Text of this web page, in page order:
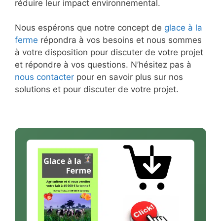
réduire leur impact environnemental.
Nous espérons que notre concept de glace à la
ferme répondra à vos besoins et nous sommes
à votre disposition pour discuter de votre projet
et répondre à vos questions. N’hésitez pas à
nous contacter pour en savoir plus sur nos
solutions et pour discuter de votre projet.